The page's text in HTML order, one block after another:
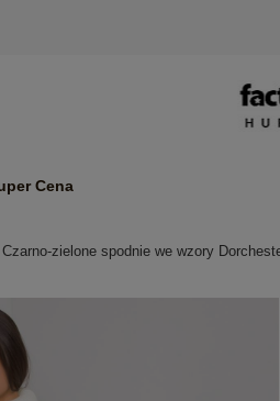
Cena
Czarno-zielone spodnie we wzory